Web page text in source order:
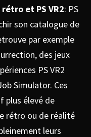
et PS VR2: PS
son catalogue de
par exemple
des jeux
PS VR2
Simulator. Ces
plus élevé de
rétro ou de réalité
leurs